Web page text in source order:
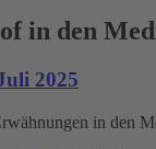
in den
2025
in den